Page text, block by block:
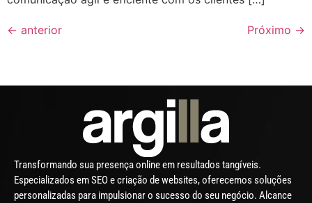
← anterior Próximo →
Transformando sua presença online em resultados tangíveis.
Especializados em SEO e criação de websites, oferecemos soluções
personalizadas para impulsionar o sucesso do seu negócio. Alcance